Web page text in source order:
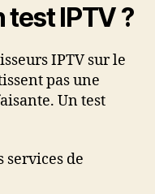
IPTV ?
IPTV sur le
pas une
Un test
services de